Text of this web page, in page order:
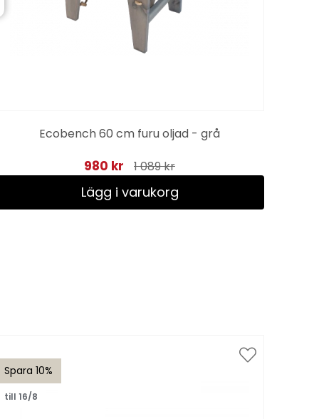
Ecobench 60 cm furu oljad - grå
980 kr 1 089 kr
Lägg i varukorg
Spara 10%
till 16/8